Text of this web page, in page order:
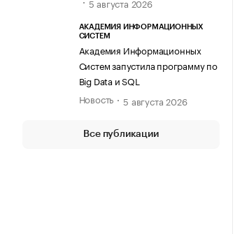
АКАДЕМИЯ ИНФОРМАЦИОННЫХ
СИСТЕМ
Академия Информационных
Систем запустила программу по
Big Data и SQL
Новость
5 августа 2026
Все публикации